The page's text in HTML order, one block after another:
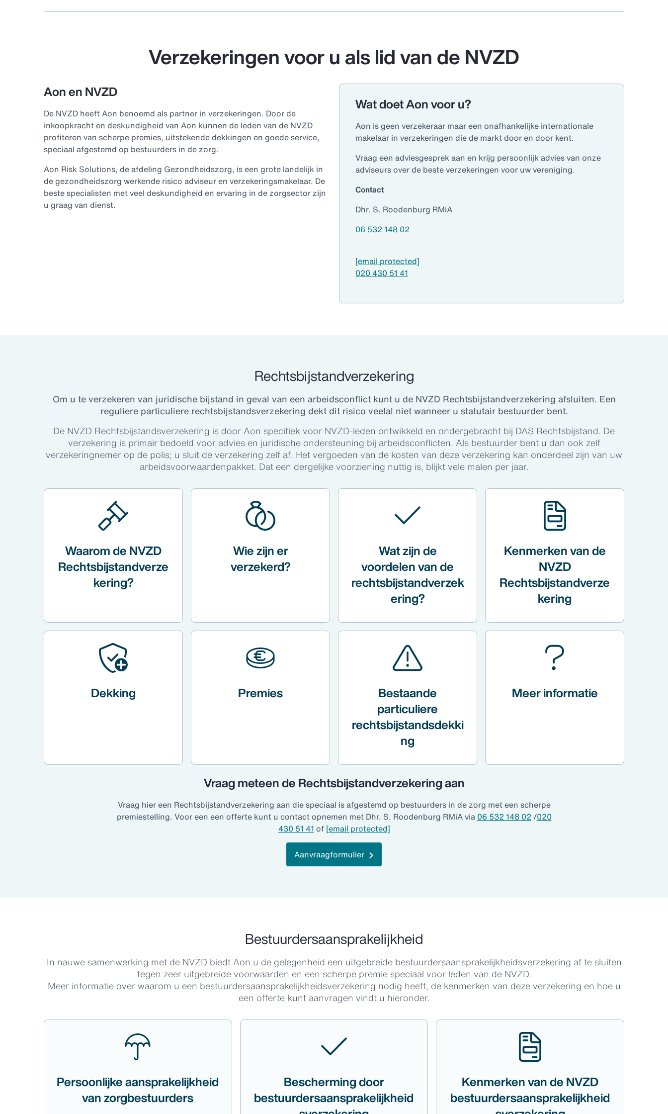
Verzekeringen voor u als lid van de NVZD
Aon en NVZD
De NVZD heeft Aon benoemd als partner in verzekeringen. Door de
inkoopkracht en deskundigheid van Aon kunnen de leden van de NVZD
profiteren van scherpe premies, uitstekende dekkingen en goede service,
speciaal afgestemd op bestuurders in de zorg.
Aon Risk Solutions, de afdeling Gezondheidszorg, is een grote landelijk in
de gezondheidszorg werkende risico adviseur en verzekeringsmakelaar. De
beste specialisten met veel deskundigheid en ervaring in de zorgsector zijn
u graag van dienst.
Wat doet Aon voor u?
Aon is geen verzekeraar maar een onafhankelijke internationale
makelaar in verzekeringen die de markt door en door kent.
Vraag een adviesgesprek aan en krijg persoonlijk advies van onze
adviseurs over de beste verzekeringen voor uw vereniging.
Contact
Dhr. S. Roodenburg RMiA
06 532 148 02
[email protected]
020 430 51 41
Rechtsbijstandverzekering
Om u te verzekeren van juridische bijstand in geval van een arbeidsconflict kunt u de NVZD Rechtsbijstandverzekering afsluiten. Een
reguliere particuliere rechtsbijstandsverzekering dekt dit risico veelal niet wanneer u statutair bestuurder bent.
De NVZD Rechtsbijstandsverzekering is door Aon specifiek voor NVZD-leden ontwikkeld en ondergebracht bij DAS Rechtsbijstand. De
verzekering is primair bedoeld voor advies en juridische ondersteuning bij arbeidsconflicten. Als bestuurder bent u dan ook zelf
verzekeringnemer op de polis; u sluit de verzekering zelf af. Het vergoeden van de kosten van deze verzekering kan onderdeel zijn van uw
arbeidsvoorwaardenpakket. Dat een dergelijke voorziening nuttig is, blijkt vele malen per jaar.
Waarom de NVZD
Rechtsbijstandverze
kering?
Wie zijn er
verzekerd?
Wat zijn de
voordelen van de
rechtsbijstandverzek
ering?
Kenmerken van de
NVZD
Rechtsbijstandverze
kering
Dekking Premies
Bestaande
particuliere
rechtsbijstandsdekki
ng
Meer informatie
Vraag meteen de Rechtsbijstandverzekering aan
Vraag hier een Rechtsbijstandverzekering aan die speciaal is afgestemd op bestuurders in de zorg met een scherpe
premiestelling. Voor een een offerte kunt u contact opnemen met Dhr. S. Roodenburg RMiA via 06 532 148 02 /020
430 51 41 of [email protected]
Aanvraagformulier
Bestuurdersaansprakelijkheid
In nauwe samenwerking met de NVZD biedt Aon u de gelegenheid een uitgebreide bestuurdersaansprakelijkheidsverzekering af te sluiten
tegen zeer uitgebreide voorwaarden en een scherpe premie speciaal voor leden van de NVZD.
Meer informatie over waarom u een bestuurdersaansprakelijkheidsverzekering nodig heeft, de kenmerken van deze verzekering en hoe u
een offerte kunt aanvragen vindt u hieronder.
Persoonlijke aansprakelijkheid
van zorgbestuurders
Bescherming door
bestuurdersaansprakelijkheid
Kenmerken van de NVZD
bestuurdersaansprakelijkheid